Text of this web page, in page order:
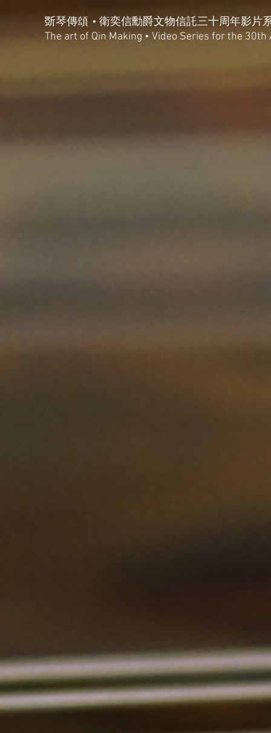
斲琴傳頌 • 衛奕信勳爵文物信託三十周年影片
The art of Qin Making • Video Series for the